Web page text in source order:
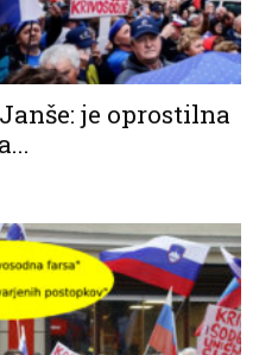
je oprostilna